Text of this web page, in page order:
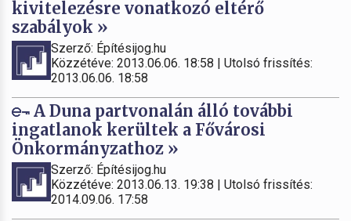
kivitelezésre vonatkozó eltérő
szabályok »
Szerző: Építésijog.hu
Közzétéve: 2013.06.06. 18:58 | Utolsó frissítés:
2013.06.06. 18:58
A Duna partvonalán álló további
ingatlanok kerültek a Fővárosi
Önkormányzathoz »
Szerző: Építésijog.hu
Közzétéve: 2013.06.13. 19:38 | Utolsó frissítés:
2014.09.06. 17:58